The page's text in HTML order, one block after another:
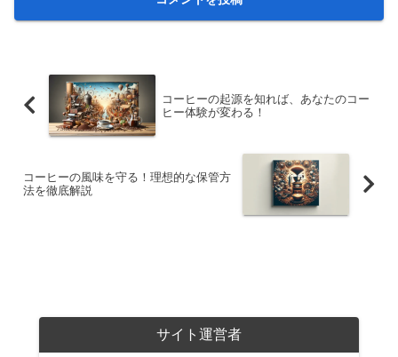
コーヒーの起源を知れば、あなたのコー
ヒー体験が変わる！
コーヒーの風味を守る！理想的な保管方
法を徹底解説
サイト運営者